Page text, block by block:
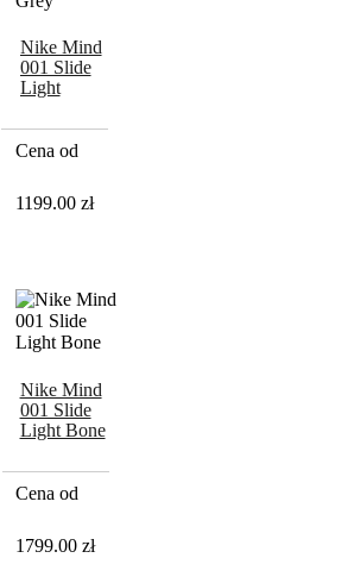
Nike Mind
001 Slide
Light
Cena od
1199.00 zł
Nike Mind
001 Slide
Light Bone
Cena od
1799.00 zł